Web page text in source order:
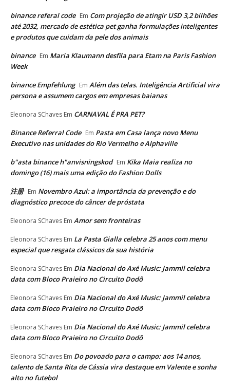
binance referal code Em Com projeção de atingir USD 3,2 bilhões
até 2032, mercado de estética pet ganha formulações inteligentes
e produtos que cuidam da pele dos animais
binance Em Maria Klaumann desfila para Etam na Paris Fashion
Week
binance Empfehlung Em Além das telas. Inteligência Artificial vira
persona e assumem cargos em empresas baianas
Eleonora SChaves Em CARNAVAL É PRA PET?
Binance Referral Code Em Pasta em Casa lança novo Menu
Executivo nas unidades do Rio Vermelho e Alphaville
b"asta binance h"anvisningskod Em Kika Maia realiza no
domingo (16) mais uma edição do Fashion Dolls
注册 Em Novembro Azul: a importância da prevenção e do
diagnóstico precoce do câncer de próstata
Eleonora SChaves Em Amor sem fronteiras
Eleonora SChaves Em La Pasta Gialla celebra 25 anos com menu
especial que resgata clássicos da sua história
Eleonora SChaves Em Dia Nacional do Axé Music: Jammil celebra
data com Bloco Praieiro no Circuito Dodô
Eleonora SChaves Em Dia Nacional do Axé Music: Jammil celebra
data com Bloco Praieiro no Circuito Dodô
Eleonora SChaves Em Dia Nacional do Axé Music: Jammil celebra
data com Bloco Praieiro no Circuito Dodô
Eleonora SChaves Em Do povoado para o campo: aos 14 anos,
talento de Santa Rita de Cássia vira destaque em Valente e sonha
alto no futebol